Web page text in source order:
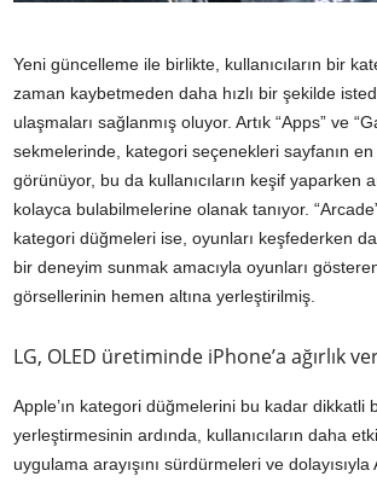
Yeni güncelleme ile birlikte, kullanıcıların bir
zaman kaybetmeden daha hızlı bir şekilde
ulaşmaları sağlanmış oluyor. Artık “Apps” ve
sekmelerinde, kategori seçenekleri sayfanın en
görünüyor, bu da kullanıcıların keşif yaparken
kolayca bulabilmelerine olanak tanıyor.
kategori düğmeleri ise, oyunları keşfederken
bir deneyim sunmak amacıyla oyunları
görsellerinin hemen altına yerleştirilmiş.
LG, OLED üretiminde iPhone’a ağırlık
Apple’ın kategori düğmelerini bu kadar dikkatli
yerleştirmesinin ardında, kullanıcıların daha
uygulama arayışını sürdürmeleri ve dolayısıyla